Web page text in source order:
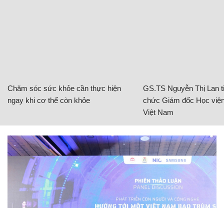
Chăm sóc sức khỏe cần thực hiện
ngay khi cơ thể còn khỏe
GS.TS Nguyễn Thị Lan
chức Giám đốc Học
Việt Nam